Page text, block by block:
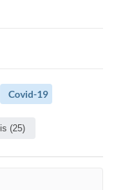
Covid-19
(25)